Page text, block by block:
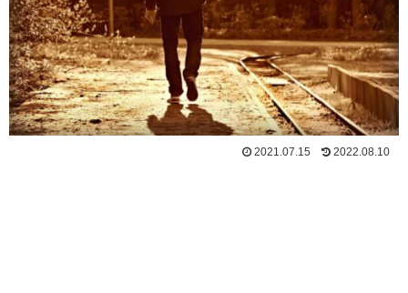
2021.07.15 2022.08.10